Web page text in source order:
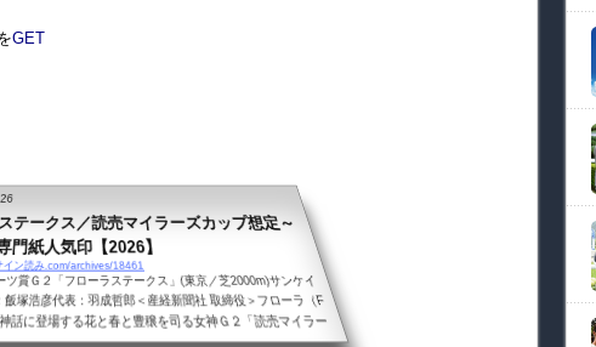
GET
テークス／読売マイラーズカップ想定～
門紙人気印【2026】
ン読み.com/archives/18461
ツ賞Ｇ２「フローラステークス」(東京／芝2000m)サンケイ
飯塚浩彦代表：羽成哲郎＜産経新聞社 取締役＞フローラ（F
話に登場する花と春と豊穣を司る女神Ｇ２「読売マイラー
／芝1600m)読売新聞グループ本社社長：山口寿一2026年4